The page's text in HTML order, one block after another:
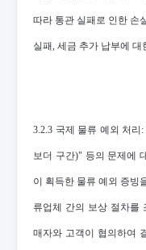
따라 통관 실패로 인한 손
실패, 세금 추가 납부에
3.2.3 국제 물류 예외 처
보더 구간)" 등의 문제에
이 획득한 물류 예외 증빙
류업체 간의 보상 절차를
매자와 고객이 협의하여